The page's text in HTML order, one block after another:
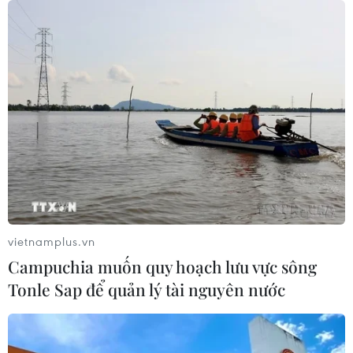
Thắp lên hy vọng cho bệnh nhân
nghèo từ 'phòng khám 0 đồng' ở An
Giang
07/08/2026 02:00
Ca vi phẫu ghép da đầu hiếm gặp
giúp bé gái phục hồi sau 10 năm
06/08/2026 07:15
Hà Nội: Kiểm tra, xác minh liên quan
đến sản phẩm giảm cân dạng bút
tiêm
06/08/2026 07:05
vietnamplus.vn
Campuchia muốn quy hoạch lưu vực sông
Tonle Sap để quản lý tài nguyên nước